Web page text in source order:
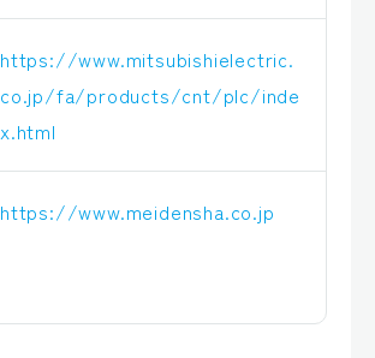
https://www.mitsubishielectric.
co.jp/fa/products/cnt/plc/inde
x.html
https://www.meidensha.co.jp